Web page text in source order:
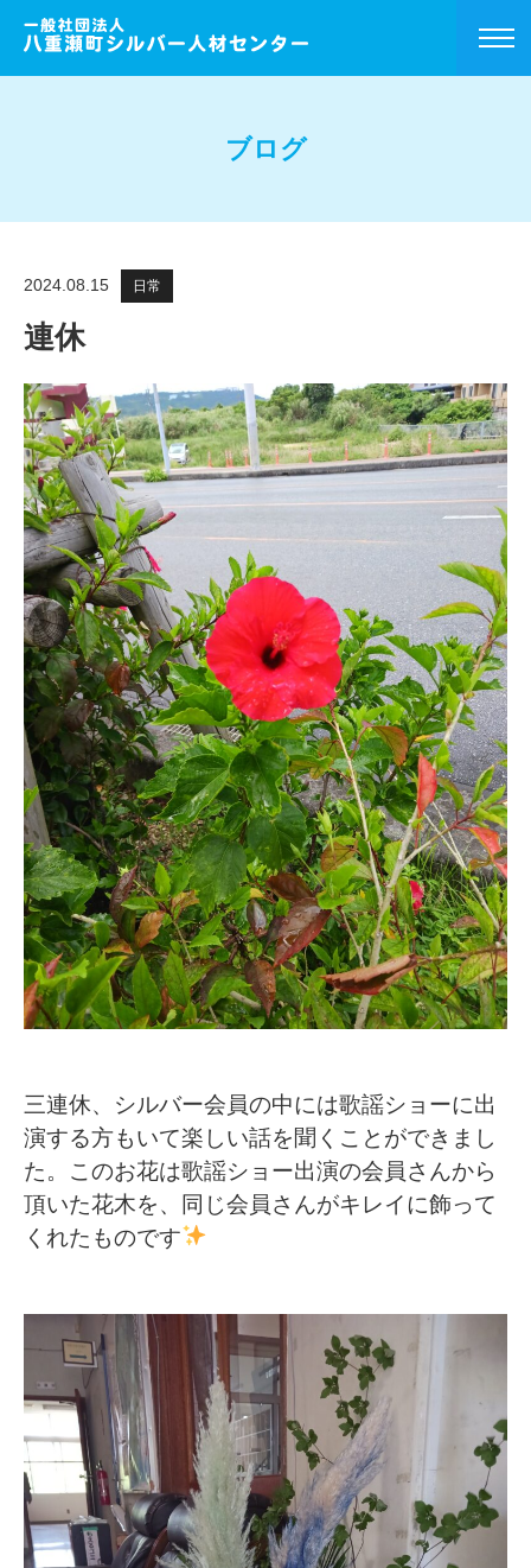
ブログ
2024.08.15 日常
連休
三連休、シルバー会員の中には歌謡ショーに出
演する方もいて楽しい話を聞くことができまし
た。このお花は歌謡ショー出演の会員さんから
頂いた花木を、同じ会員さんがキレイに飾って
くれたものです